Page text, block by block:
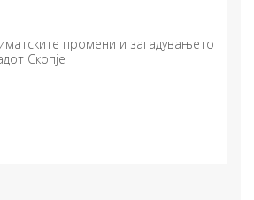
промени и загадувањето
Скопје